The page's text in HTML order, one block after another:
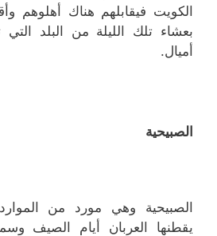
الكويت فيقابلهم هناك أهلوهم
بعشاء تلك الليلة من البلد
أميال.
الصبيحية
الصبيحية وهي مورد من الموارد
يقطنها العربان أيام الصيف